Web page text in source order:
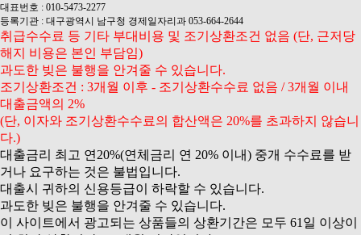
대표번호 : 010-5473-2277
등록기관 : 대구광역시 남구청 경제일자리과 053-664-2644
취급수수료 등 기타 부대비용 및 조기상환조건 없음 (단, 근저당
해지 비용은 본인 부담임)
과도한 빚은 불행을 안겨줄 수 있습니다.
조기상환조건 : 3개월 이후 - 조기상환수수료 없음 / 3개월 이내
대출금액의 2%
(단, 이자와 조기상환수수료의 합산액은 20%를 초과하지 않습니
다.)
대출금리 최고 연20%(연체금리 연 20% 이내) 중개 수수료를 받
거나 요구하는 것은 불법입니다.
대출시 귀하의 신용등급이 하락할 수 있습니다.
과도한 빚은 불행을 안겨줄 수 있습니다.
이 사이트에서 광고되는 상품들의 상환기간은 모두 61일 이상이